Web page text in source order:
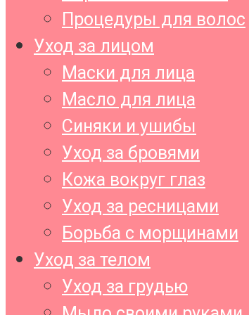
Процедуры для волос
Уход за лицом
Маски для лица
Масло для лица
Синяки и ушибы
Уход за бровями
Кожа вокруг глаз
Уход за ресницами
Борьба с морщинами
Уход за телом
Уход за грудью